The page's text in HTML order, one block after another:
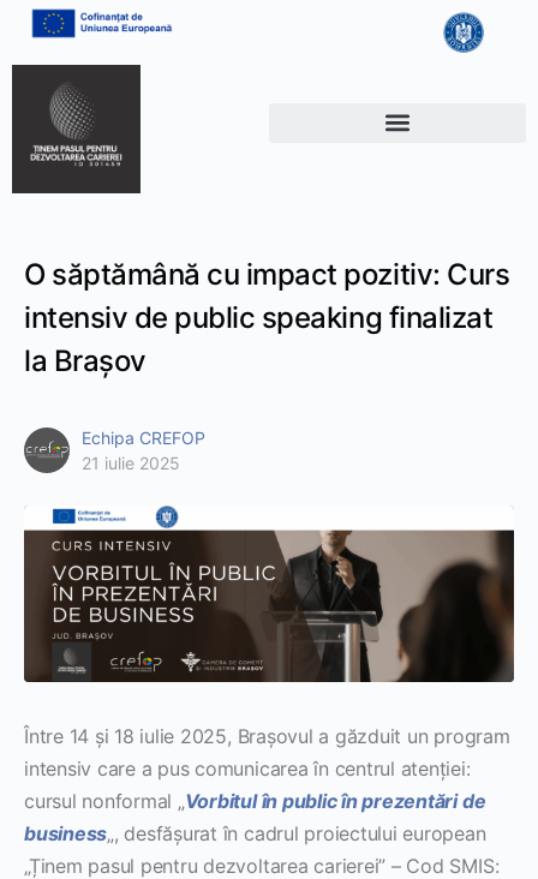
O săptămână cu impact pozitiv: Curs
intensiv de public speaking finalizat
la Brașov
Echipa CREFOP
21 iulie 2025
Între 14 și 18 iulie 2025, Brașovul a găzduit un program
intensiv care a pus comunicarea în centrul atenției:
cursul nonformal „Vorbitul în public în prezentări de
business„, desfășurat în cadrul proiectului european
„Ținem pasul pentru dezvoltarea carierei” – Cod SMIS: